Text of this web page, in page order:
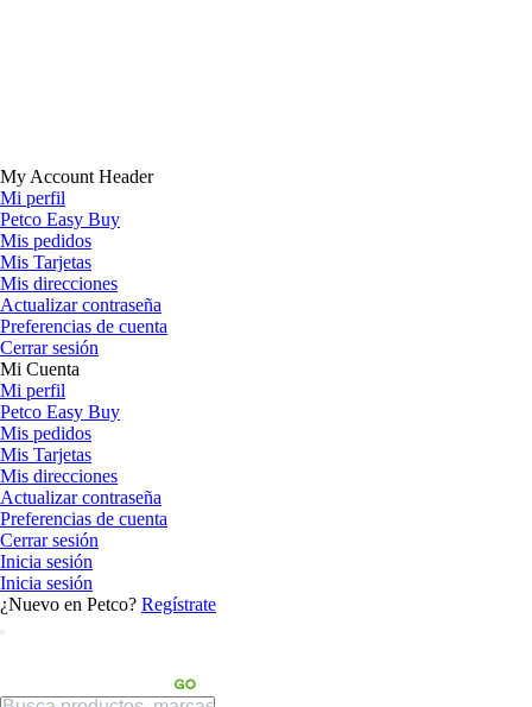
My Account Header
Mi perfil
Petco Easy Buy
Mis pedidos
Mis Tarjetas
Mis direcciones
Actualizar contraseña
Preferencias de cuenta
Cerrar sesión
Mi Cuenta
Mi perfil
Petco Easy Buy
Mis pedidos
Mis Tarjetas
Mis direcciones
Actualizar contraseña
Preferencias de cuenta
Cerrar sesión
Inicia sesión
Inicia sesión
¿Nuevo en Petco? Regístrate